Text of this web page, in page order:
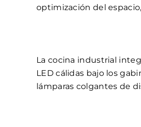
optimización del
La cocina industrial
LED cálidas bajo los
lámparas colgantes de